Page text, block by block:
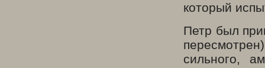
который
Петр был
сильного,